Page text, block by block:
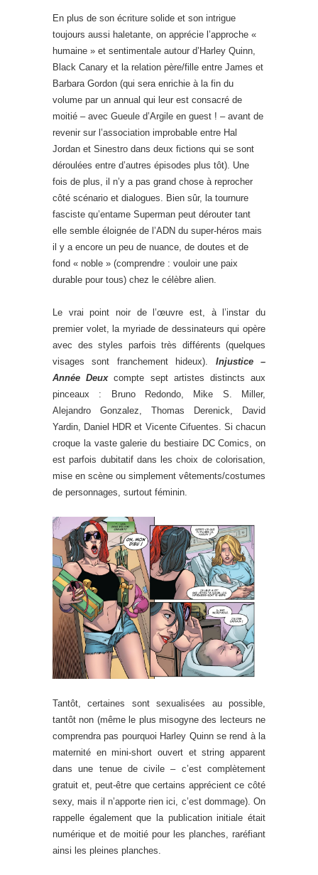
En plus de son écriture solide et son intrigue
toujours aussi haletante, on apprécie l’approche «
humaine » et sentimentale autour d’Harley Quinn,
Black Canary et la relation père/fille entre James et
Barbara Gordon (qui sera enrichie à la fin du
volume par un annual qui leur est consacré de
moitié – avec Gueule d’Argile en guest ! – avant de
revenir sur l’association improbable entre Hal
Jordan et Sinestro dans deux fictions qui se sont
déroulées entre d’autres épisodes plus tôt). Une
fois de plus, il n’y a pas grand chose à reprocher
côté scénario et dialogues. Bien sûr, la tournure
fasciste qu’entame Superman peut dérouter tant
elle semble éloignée de l’ADN du super-héros mais
il y a encore un peu de nuance, de doutes et de
fond « noble » (comprendre : vouloir une paix
durable pour tous) chez le célèbre alien.
Le vrai point noir de l’œuvre est, à l’instar du
premier volet, la myriade de dessinateurs qui opère
avec des styles parfois très différents (quelques
visages sont franchement hideux). Injustice –
Année Deux compte sept artistes distincts aux
pinceaux : Bruno Redondo, Mike S. Miller,
Alejandro Gonzalez, Thomas Derenick, David
Yardin, Daniel HDR et Vicente Cifuentes. Si chacun
croque la vaste galerie du bestiaire DC Comics, on
est parfois dubitatif dans les choix de colorisation,
mise en scène ou simplement vêtements/costumes
de personnages, surtout féminin.
Tantôt, certaines sont sexualisées au possible,
tantôt non (même le plus misogyne des lecteurs ne
comprendra pas pourquoi Harley Quinn se rend à la
maternité en mini-short ouvert et string apparent
dans une tenue de civile – c’est complètement
gratuit et, peut-être que certains apprécient ce côté
sexy, mais il n’apporte rien ici, c’est dommage). On
rappelle également que la publication initiale était
numérique et de moitié pour les planches, raréfiant
ainsi les pleines planches.